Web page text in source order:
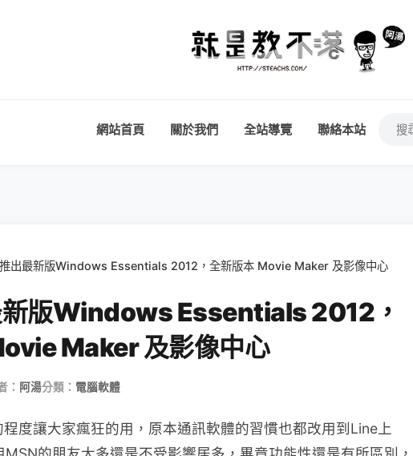
網站首頁 關於我們 全站導覽 聯絡本站
出最新版Windows Essentials 2012，全新版本 Movie Maker 及影像中心
版Windows Essentials 2012，
Maker 及影像中心
： 阿湯分類： 電腦軟體
度讓大家瘋狂的用，原本通訊軟體的習慣也都改用到Line上